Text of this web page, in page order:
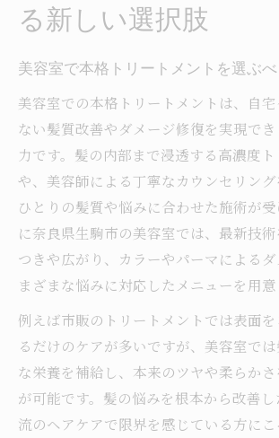
る新しい選択肢
美容室で本格トリートメントを選ぶ
美容室での本格トリートメントは、自
ない髪質改善やダメージ修復を実現で
力です。髪の内部まで浸透する高濃度ト
や、美容師による丁寧なカウンセリン
ひとりの髪質や悩みに合わせた施術が
に奈良県生駒市の美容室では、最新技
つきや広がり、カラーやパーマによる
まざまな悩みに対応したメニューを用意
例えば市販のトリートメントでは表面
るだけのケアが多いですが、美容室で
な栄養を補給し、本来のツヤや柔らか
が可能です。髪の悩みを根本から改善
流のヘアケアで限界を感じている方に